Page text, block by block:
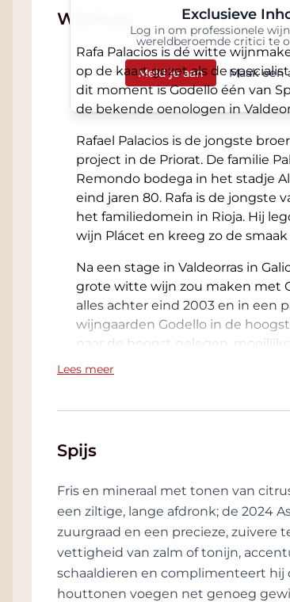
Exclusieve
Log in om professionele
wereldberoemde critici te
Meld je aan Maak een
Wijnhuis
Rafa Palacios is dé witte
op de kaart gezet als de
dit moment is Godello één van
de bekende oenologen in
Rafael Palacios is de jongste
project in de Priorat. De familie
Remondo bodega in het stadje
eind jaren 80. Rafa is de jongste
het familiedomein in Rioja. Hij
wijn Plácet en kreeg zo de
Na een stage in Valdeorras in
grote witte wijn zou maken met
alles achter eind 2003 en in een
wijngaarden Godello in de
naar de hoogst gelegen,
buitenland een ware cultstatus.
Treixadura en denkt hij reeds
bodega is volledig
maken van de beste witte wijn,
voldoende gerijpt en heeft hij
wijngaard van Sorte Antiga.
Lees meer
Spijs
Fris en mineraal met tonen van
een ziltige, lange afdronk; de 2024
zuurgraad en een precieze, zuivere
vettigheid van zalm of tonijn,
schaaldieren en complimenteert hij
houttonen voegen net genoeg